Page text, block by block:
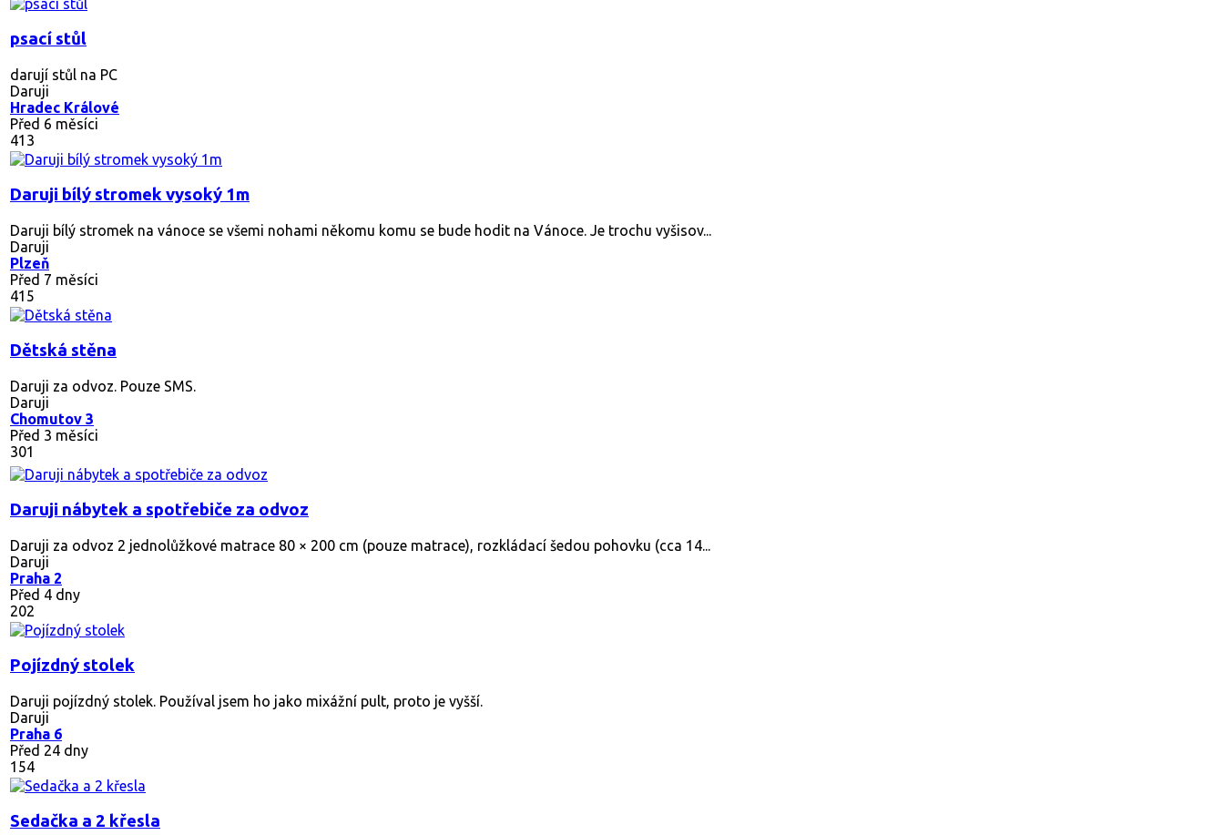
psací stůl
darují stůl na PC
Daruji
Hradec Králové
Před 6 měsíci
413
Daruji bílý stromek vysoký 1m
Daruji bílý stromek na vánoce se všemi nohami někomu komu se bude hodit na Vánoce. Je trochu vyšisov...
Daruji
Plzeň
Před 7 měsíci
415
Dětská stěna
Daruji za odvoz. Pouze SMS.
Daruji
Chomutov 3
Před 3 měsíci
301
Daruji nábytek a spotřebiče za odvoz
Daruji za odvoz 2 jednolůžkové matrace 80 × 200 cm (pouze matrace), rozkládací šedou pohovku (cca 14...
Daruji
Praha 2
Před 4 dny
202
Pojízdný stolek
Daruji pojízdný stolek. Používal jsem ho jako mixážní pult, proto je vyšší.
Daruji
Praha 6
Před 24 dny
154
Sedačka a 2 křesla